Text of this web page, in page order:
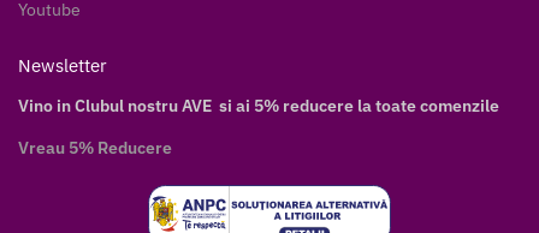
Youtube
Newsletter
Vino in Clubul nostru AVE si ai 5% reducere la toate comenzile
Vreau 5% Reducere